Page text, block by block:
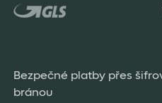
Bezpečné platby přes
bránou